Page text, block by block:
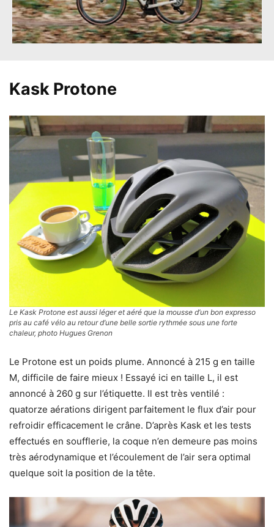
Kask Protone
Le Kask Protone est aussi léger et aéré que la mousse d’un bon expresso
pris au café vélo au retour d’une belle sortie rythmée sous une forte
chaleur, photo Hugues Grenon
Le Protone est un poids plume. Annoncé à 215 g en taille
M, difficile de faire mieux ! Essayé ici en taille L, il est
annoncé à 260 g sur l’étiquette. Il est très ventilé :
quatorze aérations dirigent parfaitement le flux d’air pour
refroidir efficacement le crâne. D’après Kask et les tests
effectués en soufflerie, la coque n’en demeure pas moins
très aérodynamique et l’écoulement de l’air sera optimal
quelque soit la position de la tête.